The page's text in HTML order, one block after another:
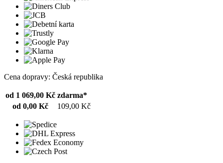
Cena dopravy: Česká republika
od 1 069,00 Kč zdarma*
od 0,00 Kč
109,00 Kč